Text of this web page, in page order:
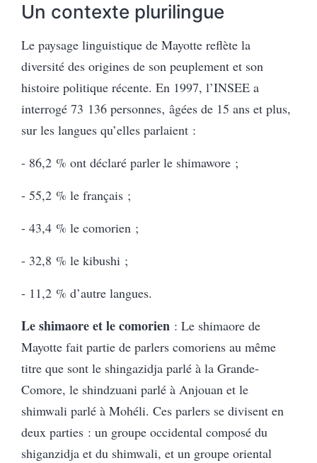
Un contexte plurilingue
Le paysage linguistique de Mayotte reflète la
diversité des origines de son peuplement et son
histoire politique récente. En 1997, l’INSEE a
interrogé 73 136 personnes‚ âgées de 15 ans et plus,
sur les langues qu’elles parlaient :
- 86,2 % ont déclaré parler le shimawore ;
- 55,2 % le français ;
- 43,4 % le comorien ;
- 32,8 % le kibushi ;
- 11,2 % d’autre langues.
Le shimaore et le comorien : Le shimaore de
Mayotte fait partie de parlers comoriens au même
titre que sont le shingazidja parlé à la Grande-
Comore, le shindzuani parlé à Anjouan et le
shimwali parlé à Mohéli. Ces parlers se divisent en
deux parties : un groupe occidental composé du
shiganzidja et du shimwali, et un groupe oriental